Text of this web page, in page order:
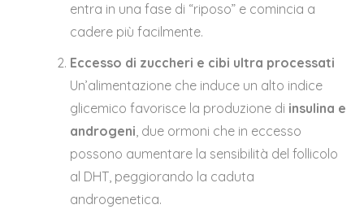
entra in una fase di “riposo” e comincia a
cadere più facilmente.
Eccesso di zuccheri e cibi ultra processati
Un’alimentazione che induce un alto indice
glicemico favorisce la produzione di insulina e
androgeni, due ormoni che in eccesso
possono aumentare la sensibilità del follicolo
al DHT, peggiorando la caduta
androgenetica.